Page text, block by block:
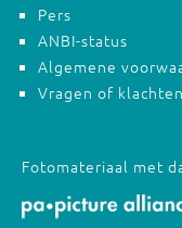
Pers
ANBI-status
Algemene
Vragen of klachten
Fotomateriaal met